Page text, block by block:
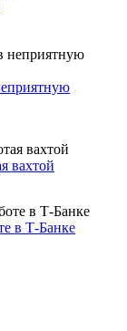
вахтой
в Т-Банке